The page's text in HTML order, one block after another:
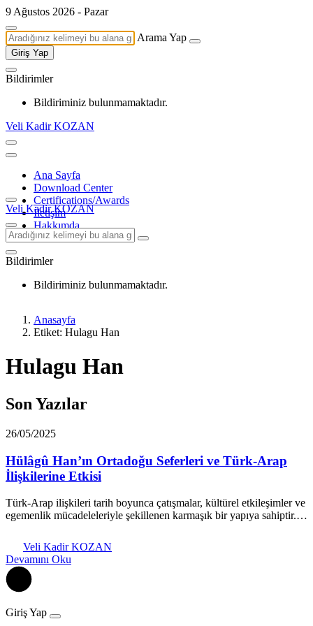
9 Ağustos 2026 - Pazar
Arama Yap
Giriş Yap
Bildirimler
Bildiriminiz bulunmamaktadır.
Veli Kadir KOZAN
Ana Sayfa
Download Center
Certifications/Awards
İletişim
Hakkımda
Veli Kadir KOZAN
Bildirimler
Bildiriminiz bulunmamaktadır.
Anasayfa
Etiket: Hulagu Han
Hulagu Han
Son Yazılar
26/05/2025
Hülâgû Han’ın Ortadoğu Seferleri ve Türk-Arap
İlişkilerine Etkisi
Türk-Arap ilişkileri tarih boyunca çatışmalar, kültürel etkileşimler ve
egemenlik mücadeleleriyle şekillenen karmaşık bir yapıya sahiptir.…
Veli Kadir KOZAN
Devamını Oku
Giriş Yap